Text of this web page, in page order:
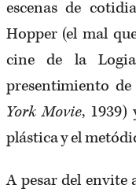
escenas de
Hopper (el mal
cine de la
presentimiento
York Movie, 1939)
plástica y el
A pesar del envite